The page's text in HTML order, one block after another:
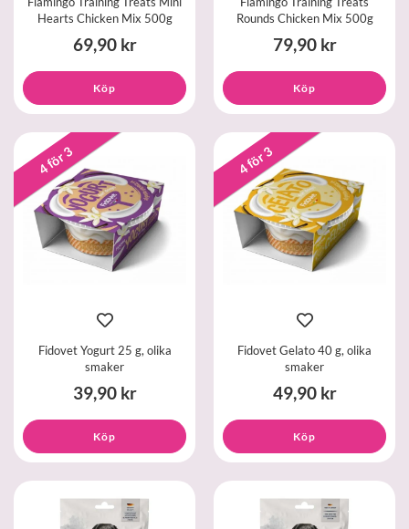
Hearts Chicken Mix 500g
69,90 kr
Köp
Rounds Chicken Mix 500g
79,90 kr
Köp
4 för 3
Fidovet Yogurt 25 g, olika
smaker
39,90 kr
Köp
4 för 3
Fidovet Gelato 40 g, olika
smaker
49,90 kr
Köp